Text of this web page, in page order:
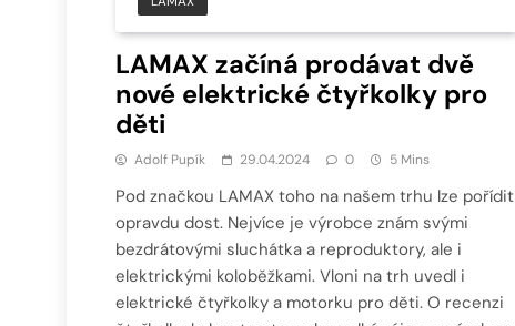
LAMAX začíná prodávat dvě
nové elektrické čtyřkolky pro
děti
Adolf Pupík 29.04.2024 0 5 Mins
Pod značkou LAMAX toho na našem trhu lze pořídit
opravdu dost. Nejvíce je výrobce znám svými
bezdrátovými sluchátka a reproduktory, ale i
elektrickými koloběžkami. Vloni na trh uvedl i
elektrické čtyřkolky a motorku pro děti. O recenzi